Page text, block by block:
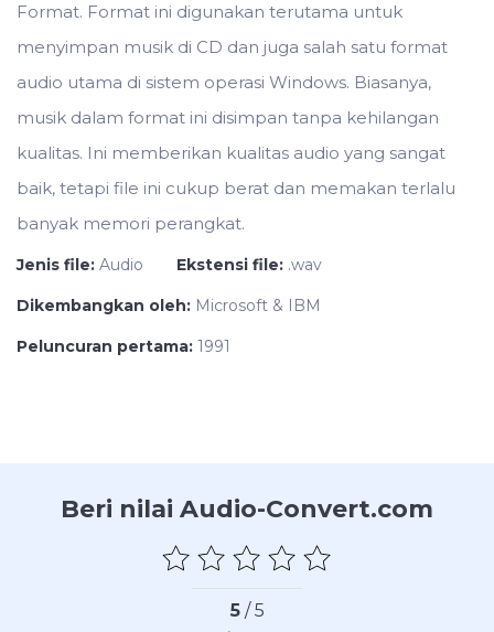
Format. Format ini digunakan terutama untuk
menyimpan musik di CD dan juga salah satu format
audio utama di sistem operasi Windows. Biasanya,
musik dalam format ini disimpan tanpa kehilangan
kualitas. Ini memberikan kualitas audio yang sangat
baik, tetapi file ini cukup berat dan memakan terlalu
banyak memori perangkat.
Jenis file: Audio Ekstensi file: .wav
Dikembangkan oleh: Microsoft & IBM
Peluncuran pertama: 1991
Beri nilai Audio-Convert.com
5/ 5